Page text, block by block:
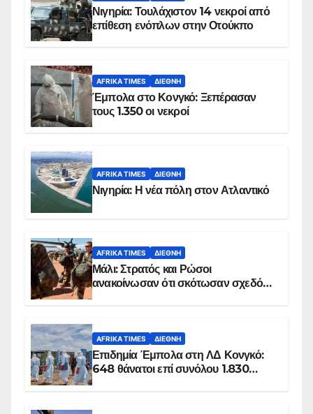
Νιγηρία: Τουλάχιστον 14 νεκροί από
επίθεση ενόπλων στην Οτούκπο
AFRIKA TIMES ΔΙΕΘΝΉ
Έμπολα στο Κονγκό: Ξεπέρασαν
τους 1.350 οι νεκροί
AFRIKA TIMES ΔΙΕΘΝΉ
Νιγηρία: Η νέα πόλη στον Ατλαντικό
AFRIKA TIMES ΔΙΕΘΝΉ
Μάλι: Στρατός και Ρώσοι
ανακοίνωσαν ότι σκότωσαν σχεδόν
AFRIKA TIMES ΔΙΕΘΝΉ
Επιδημία Έμπολα στη ΛΔ Κονγκό:
648 θάνατοι επί συνόλου 1.830